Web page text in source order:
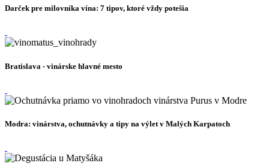
Darček pre milovníka vína: 7 tipov, ktoré vždy potešia
Bratislava - vinárske hlavné mesto
Modra: vinárstva, ochutnávky a tipy na výlet v Malých Karpatoch